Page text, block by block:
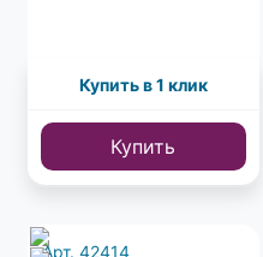
Купить в 1 клик
Купить
Арт. 42414